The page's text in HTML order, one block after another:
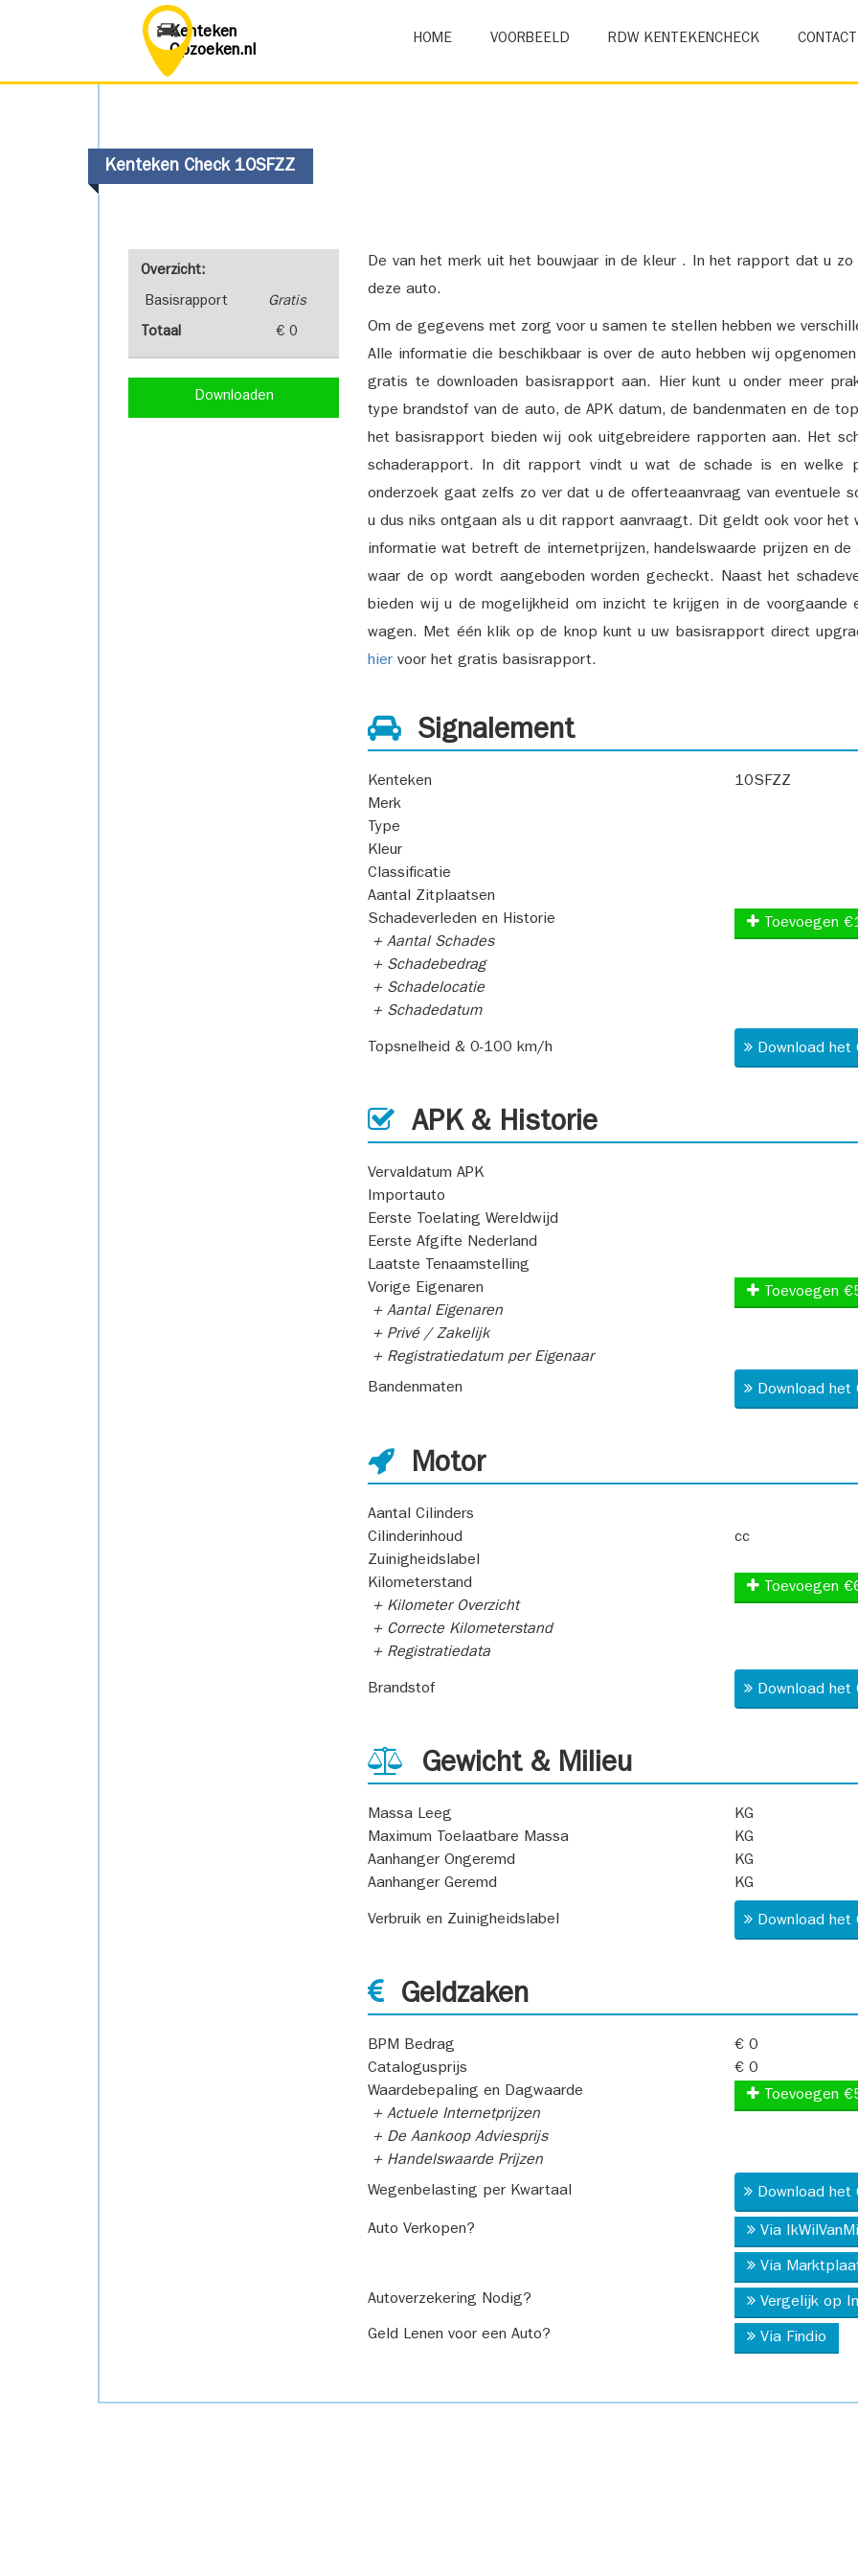
Kenteken
Opzoeken.nl
HOME VOORBEELD RDW KENTEKENCHECK CONTACT
Kenteken Check 10SFZZ
Overzicht:
Basisrapport Gratis
Totaal € 0
Downloaden
De van het merk uit het bouwjaar in de kleur . In het rapport dat u
deze auto.
Om de gegevens met zorg voor u samen te stellen hebben we
Alle informatie die beschikbaar is over de auto hebben wij
gratis te downloaden basisrapport aan. Hier kunt u onder meer
type brandstof van de auto, de APK datum, de bandenmaten en de
het basisrapport bieden wij ook uitgebreidere rapporten aan. Het
schaderapport. In dit rapport vindt u wat de schade is en welke
onderzoek gaat zelfs zo ver dat u de offerteaanvraag van eventuele
u dus niks ontgaan als u dit rapport aanvraagt. Dit geldt ook voor
informatie wat betreft de internetprijzen, handelswaarde prijzen en
waar de op wordt aangeboden worden gecheckt. Naast het
bieden wij u de mogelijkheid om inzicht te krijgen in de voorgaande
wagen. Met één klik op de knop kunt u uw basisrapport direct
hier voor het gratis basisrapport.
Signalement
Kenteken
10SFZZ
Merk
Type
Kleur
Classificatie
Aantal Zitplaatsen
Schadeverleden en Historie
+ Aantal Schades
+ Schadebedrag
+ Schadelocatie
+ Schadedatum
Toevoegen
Topsnelheid & 0-100 km/h Download
APK & Historie
Vervaldatum APK
Importauto
Eerste Toelating Wereldwijd
Eerste Afgifte Nederland
Laatste Tenaamstelling
Vorige Eigenaren
+ Aantal Eigenaren
+ Privé / Zakelijk
+ Registratiedatum per Eigenaar
Toevoegen
Bandenmaten Download
Motor
Aantal Cilinders
Cilinderinhoud
cc
Zuinigheidslabel
Kilometerstand
+ Kilometer Overzicht
+ Correcte Kilometerstand
+ Registratiedata
Toevoegen
Brandstof Download
Gewicht & Milieu
Massa Leeg
KG
Maximum Toelaatbare Massa
KG
Aanhanger Ongeremd
KG
Aanhanger Geremd
KG
Verbruik en Zuinigheidslabel Download
Geldzaken
BPM Bedrag
€ 0
Catalogusprijs
€ 0
Waardebepaling en Dagwaarde
+ Actuele Internetprijzen
+ De Aankoop Adviesprijs
+ Handelswaarde Prijzen
Toevoegen
Wegenbelasting per Kwartaal Download
Auto Verkopen? Via
Via
Autoverzekering Nodig? Vergelijk op
Geld Lenen voor een Auto? Via Findio